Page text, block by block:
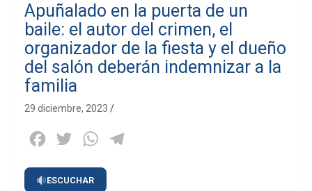
Apuñalado en la puerta de un
baile: el autor del crimen, el
organizador de la fiesta y el dueño
del salón deberán indemnizar a la
familia
29 diciembre, 2023
Facebook
Twitter WhatsApp
ESCUCHAR